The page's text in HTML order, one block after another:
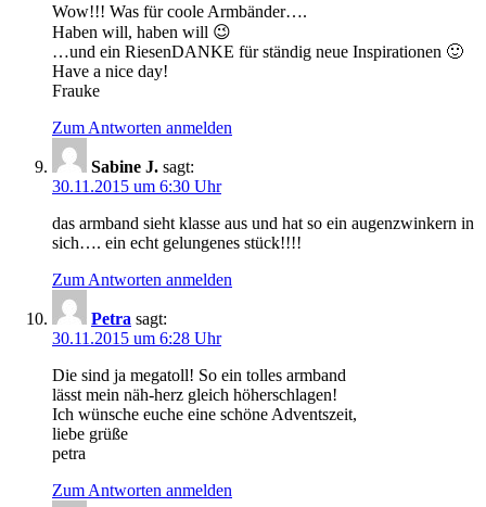
Wow!!! Was für coole Armbänder….
Haben will, haben will 😉
…und ein RiesenDANKE für ständig neue Inspirationen 🙂
Have a nice day!
Frauke
Zum Antworten anmelden
Sabine J. sagt:
30.11.2015 um 6:30 Uhr
das armband sieht klasse aus und hat so ein augenzwinkern in
sich…. ein echt gelungenes stück!!!!
Zum Antworten anmelden
Petra sagt:
30.11.2015 um 6:28 Uhr
Die sind ja megatoll! So ein tolles armband
lässt mein näh-herz gleich höherschlagen!
Ich wünsche euche eine schöne Adventszeit,
liebe grüße
petra
Zum Antworten anmelden